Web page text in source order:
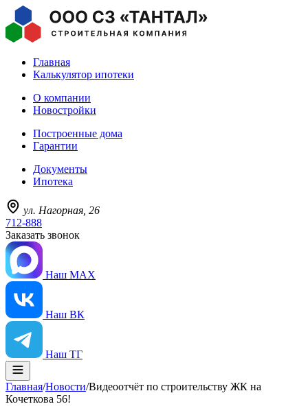
Главная
Калькулятор ипотеки
О компании
Новостройки
Построенные дома
Гарантии
Документы
Ипотека
ул. Нагорная, 26
712-888
Заказать звонок
Наш MAX
Наш ВК
Наш ТГ
Главная/Новости/Видеоотчёт по строительству ЖК на
Кочеткова 56!